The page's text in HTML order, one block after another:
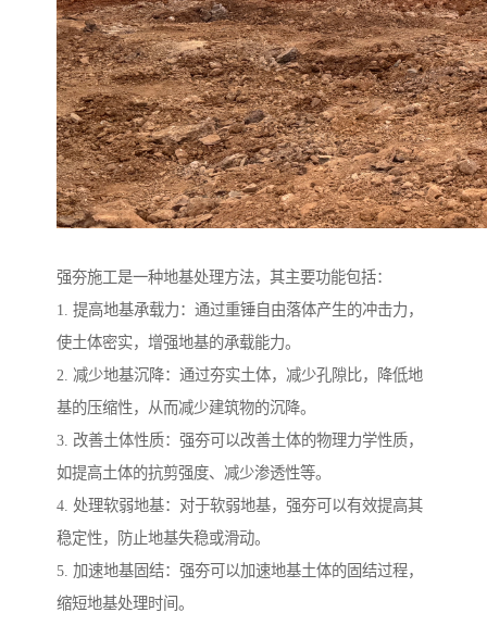
强夯施工是一种地基处理方法，其主要功能包括：
1. 提高地基承载力：通过重锤自由落体产生的冲击力，
使土体密实，增强地基的承载能力。
2. 减少地基沉降：通过夯实土体，减少孔隙比，降低地
基的压缩性，从而减少建筑物的沉降。
3. 改善土体性质：强夯可以改善土体的物理力学性质，
如提高土体的抗剪强度、减少渗透性等。
4. 处理软弱地基：对于软弱地基，强夯可以有效提高其
稳定性，防止地基失稳或滑动。
5. 加速地基固结：强夯可以加速地基土体的固结过程，
缩短地基处理时间。